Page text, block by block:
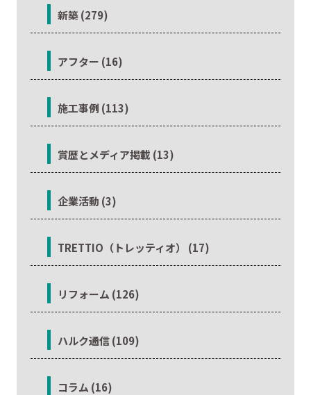
新築 (279)
アフター (16)
施工事例 (113)
賞歴とメディア掲載 (13)
企業活動 (3)
TRETTIO（トレッティオ） (17)
リフォーム (126)
ハルク通信 (109)
コラム (16)